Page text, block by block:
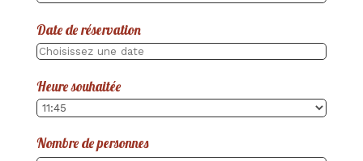
Date de réservation
Heure souhaitée
Nombre de personnes